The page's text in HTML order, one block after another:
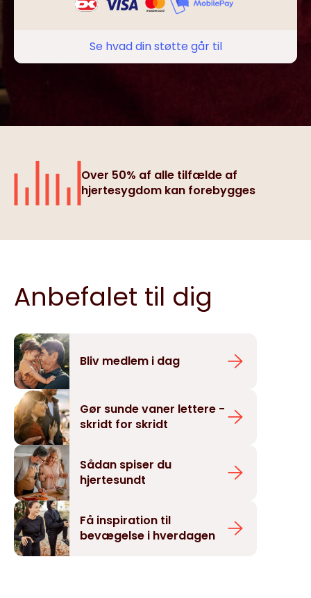
Se hvad din støtte går til
Over 50% af alle tilfælde af
hjertesygdom kan forebygges
Anbefalet til dig
Bliv medlem i dag
Gør sunde vaner lettere -
skridt for skridt
Sådan spiser du
hjertesundt
Få inspiration til
bevægelse i hverdagen